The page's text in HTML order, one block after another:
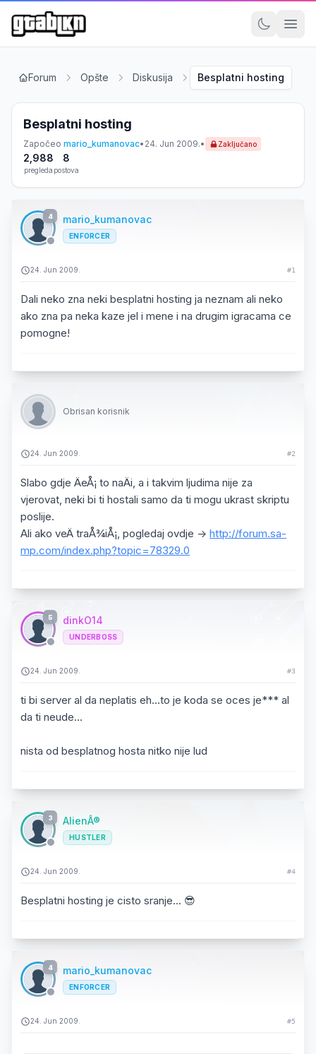
Forum Opšte Diskusija Besplatni hosting
Besplatni hosting
Započeo mario_kumanovac• 24. Jun 2009.• Zaključano
2,988
pregleda
8
postova
4 mario_kumanovac
ENFORCER
24. Jun 2009. #1
Dali neko zna neki besplatni hosting ja neznam ali neko
ako zna pa neka kaze jel i mene i na drugim igracama ce
pomogne!
Obrisan korisnik
24. Jun 2009. #2
Slabo gdje ÄeÅ¡ to naÄi, a i takvim ljudima nije za
vjerovat, neki bi ti hostali samo da ti mogu ukrast skriptu
poslije.
Ali ako veÄ traÅ¾iÅ¡, pogledaj ovdje -> http://forum.sa-
mp.com/index.php?topic=78329.0
5 dinkO14
UNDERBOSS
24. Jun 2009. #3
ti bi server al da neplatis eh...to je koda se oces je*** al
da ti neude...
nista od besplatnog hosta nitko nije lud
3 AlienÂ®
HUSTLER
24. Jun 2009. #4
Besplatni hosting je cisto sranje... 😎
4 mario_kumanovac
ENFORCER
24. Jun 2009. #5